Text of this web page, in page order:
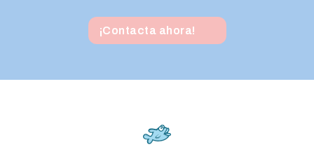
¡Contacta ahora!